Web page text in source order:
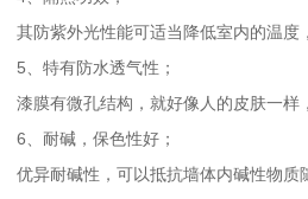
其防紫外光性能可适当降低室内的温度
5、特有防水透气性；
漆膜有微孔结构，就好像人的皮肤一样
6、耐碱，保色性好；
优异耐碱性，可以抵抗墙体内碱性物质